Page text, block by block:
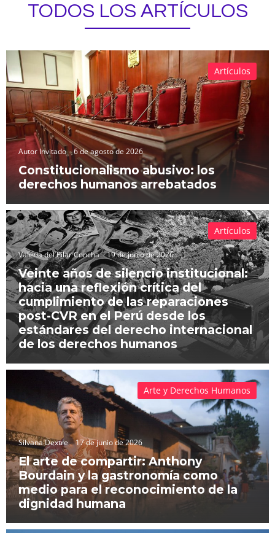
TODOS LOS ARTÍCULOS
Autor Invitado 6 de agosto de 2026
Constitucionalismo abusivo: los
derechos humanos arrebatados
Artículos
Valeria del Pilar Concha 19 de junio de 2026
Veinte años de silencio institucional:
hacia una reflexión crítica del
cumplimiento de las reparaciones
post-CVR en el Perú desde los
estándares del derecho internacional
de los derechos humanos
Artículos
Silvana Dextre 17 de junio de 2026
El arte de compartir: Anthony
Bourdain y la gastronomía como
medio para el reconocimiento de la
dignidad humana
Arte y Derechos Humanos